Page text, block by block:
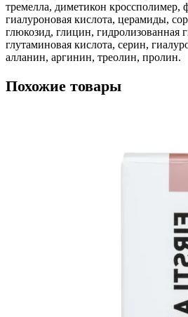
тремелла, диметикон кроссполимер,
гиалуроновая кислота, церамиды,
глюкозид, глицин, гидролизованная
глутаминовая кислота, серин,
алланин, аргинин, треолин, пролин.
Похожие товары